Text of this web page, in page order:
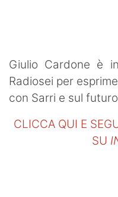
Giulio Cardone è
Radiosei per
con Sarri e sul
CLICCA QUI E
SU